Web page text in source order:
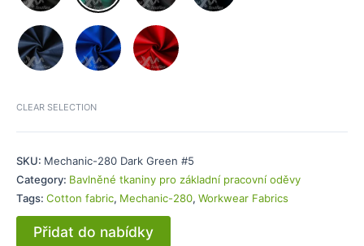
CLEAR SELECTION
SKU: Mechanic-280 Dark Green #5
Category: Bavlněné tkaniny pro základní pracovní oděvy
Tags: Cotton fabric, Mechanic-280, Workwear Fabrics
Přidat do nabídky